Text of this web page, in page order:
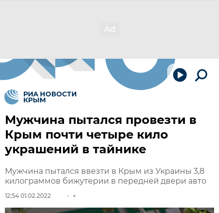
Мужчина пытался провезти в
Крым почти четыре кило
украшений в тайнике
Мужчина пытался ввезти в Крым из Украины 3,8
килограммов бижутерии в передней двери авто
12:54 01.02.2022